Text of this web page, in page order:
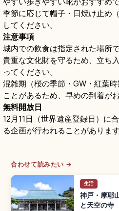
季節に応じて帽子・日焼け止め
してください。
注意事項
城内での飲食は指定された場所
貴重な文化財を守るため、立ち
ってください。
混雑期（桜の季節・GW・紅葉
ことがあるため、早めの到着が
無料開放日
12月11日（世界遺産登録日）に
る企画が行われることがあります
合わせて読みたい →
生活
神戸・摩耶
と天空の寺